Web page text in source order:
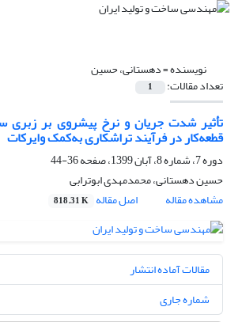
نویسنده =دهستانی، حسین
تعداد مقالات: 1
تأثیر شدت جریان و نرخ پیشروی بر
قطعه‌کار در فرآیند تراشکاری به‌کمک وایرکات
دوره 7، شماره 8، آبان 1399، صفحه
36-44
حسین دهستانی، محمدمهدی ابوترابی
مشاهده مقاله
اصل مقاله 818.31 K
مقالات آماده انتشار
شماره جاری